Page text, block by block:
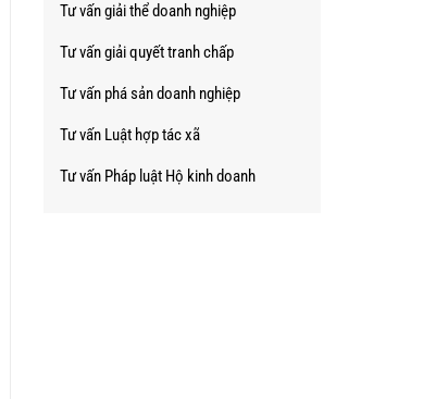
Tư vấn giải thể doanh nghiệp
Tư vấn giải quyết tranh chấp
Tư vấn phá sản doanh nghiệp
Tư vấn Luật hợp tác xã
Tư vấn Pháp luật Hộ kinh doanh